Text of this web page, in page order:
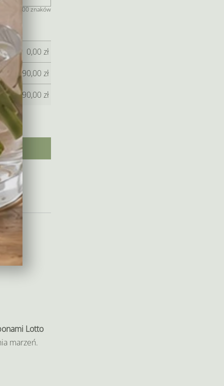
400 znaków
0,00zł
90,00zł
90,00zł
Lotto
marzeń.